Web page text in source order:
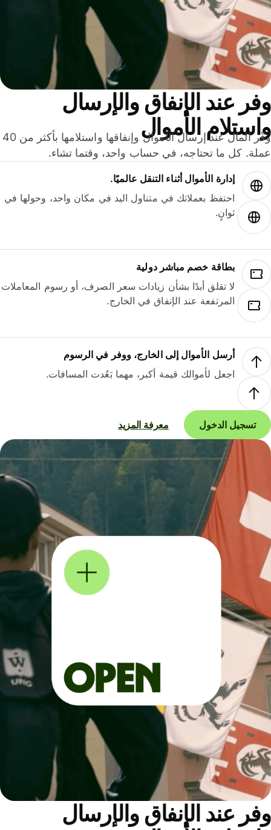
عند الإنفاق والإرسال
الأموال
وفّر المال عند إرسال الأموال وإنفاقها واستلامها بأكثر من 40
كل ما تحتاجه، في حساب واحد، وقتما تشاء.
إدارة الأموال أثناء التنقل عالميًا.
احتفظ بعملاتك في متناول اليد في مكان واحد، وحولها في
ثوانٍ.
بطاقة خصم مباشر دولية
لا تقلق أبدًا بشأن زيادات سعر الصرف، أو رسوم المعاملات
المرتفعة عند الإنفاق في الخارج.
أرسل الأموال إلى الخارج، ووفر في الرسوم
اجعل لأموالك قيمة أكبر، مهما بَعُدت المسافات.
تسجيل الدخول معرفة المزيد
عند الإنفاق والإرسال